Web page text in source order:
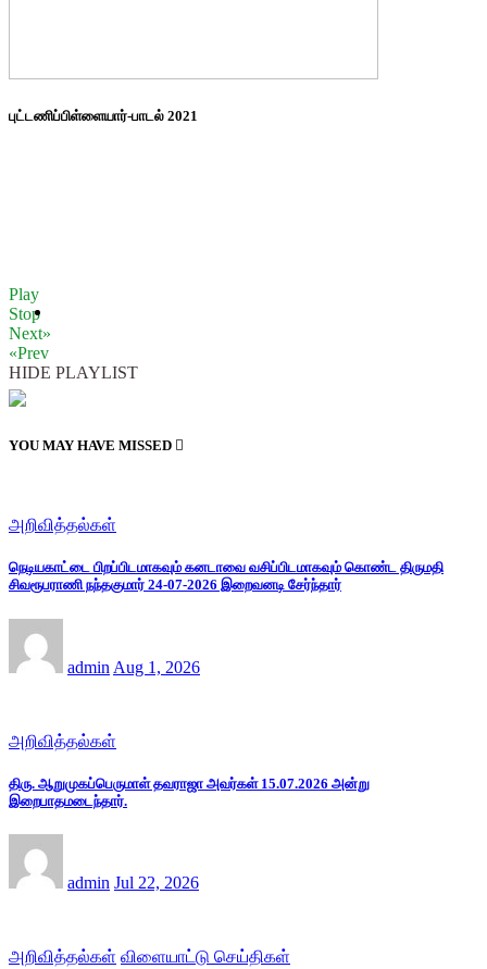
புட்டணிப்பிள்ளையார்-பாடல் 2021
Play
Stop
Next»
«Prev
HIDE PLAYLIST
YOU MAY HAVE MISSED
அறிவித்தல்கள்
நெடியகாட்டை பிறப்பிடமாகவும் கனடாவை வசிப்பிடமாகவும் கொண்ட திருமதி
சிவரூபராணி நந்தகுமார் 24-07-2026 இறைவனடி சேர்ந்தார்
admin Aug 1, 2026
அறிவித்தல்கள்
திரு. ஆறுமுகப்பெருமாள் தவராஜா அவர்கள் 15.07.2026 அன்று
இறைபாதமடைந்தார்.
admin Jul 22, 2026
அறிவித்தல்கள் விளையாட்டு செய்திகள்